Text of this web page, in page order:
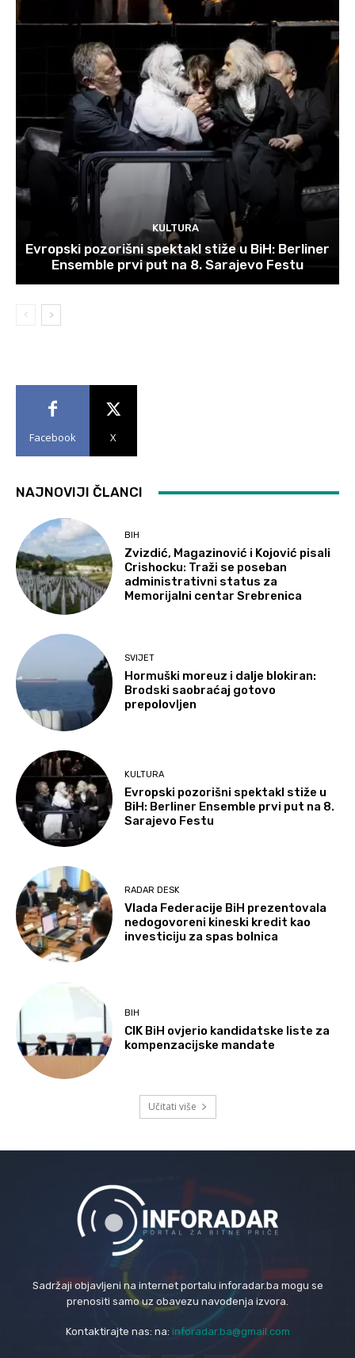
KULTURA
Evropski pozorišni spektakl stiže u BiH: Berliner
Ensemble prvi put na 8. Sarajevo Festu
Facebook X
NAJNOVIJI ČLANCI
BIH
Zvizdić, Magazinović i Kojović pisali
Crishocku: Traži se poseban
administrativni status za
Memorijalni centar Srebrenica
SVIJET
Hormuški moreuz i dalje blokiran:
Brodski saobraćaj gotovo
prepolovljen
KULTURA
Evropski pozorišni spektakl stiže u
BiH: Berliner Ensemble prvi put na 8.
Sarajevo Festu
RADAR DESK
Vlada Federacije BiH prezentovala
nedogovoreni kineski kredit kao
investiciju za spas bolnica
BIH
CIK BiH ovjerio kandidatske liste za
kompenzacijske mandate
Učitati više
Sadržaji objavljeni na internet portalu inforadar.ba mogu se
prenositi samo uz obavezu navođenja izvora.
Kontaktirajte nas: na: inforadar.ba@gmail.com